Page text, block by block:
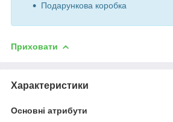
Подарункова коробка
Приховати
Характеристики
Основні атрибути